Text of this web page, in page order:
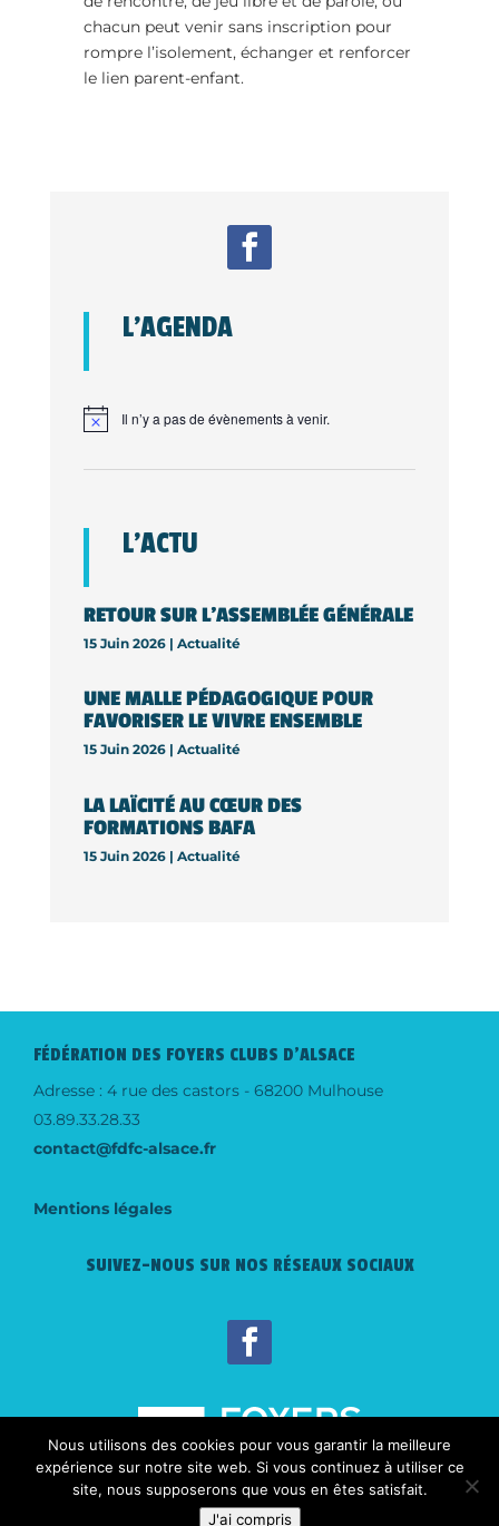
chacun peut venir sans inscription pour
rompre l’isolement, échanger et renforcer
le lien parent-enfant.
L’AGENDA
Il n’y a pas de évènements à venir.
L’ACTU
RETOUR SUR L’ASSEMBLÉE GÉNÉRALE
15 Juin 2026 | Actualité
UNE MALLE PÉDAGOGIQUE POUR
FAVORISER LE VIVRE ENSEMBLE
15 Juin 2026 | Actualité
LA LAÏCITÉ AU CŒUR DES
FORMATIONS BAFA
15 Juin 2026 | Actualité
FÉDÉRATION DES FOYERS CLUBS D'ALSACE
Adresse : 4 rue des castors - 68200 Mulhouse
03.89.33.28.33
contact@fdfc-alsace.fr
Mentions légales
SUIVEZ-NOUS SUR NOS RÉSEAUX SOCIAUX
Nous utilisons des cookies pour vous garantir la meilleure
expérience sur notre site web. Si vous continuez à utiliser ce
site, nous supposerons que vous en êtes satisfait.
J'ai compris